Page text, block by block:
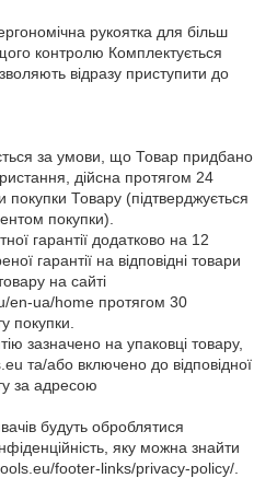
рукоятка для більш
контролю Комплектується
відразу приступити до
за умови, що Товар придбано
дійсна протягом 24
покупки Товару (підтверджується
покупки).
гарантії додатково на 12
гарантії на відповідні товари
на сайті
en-ua/home протягом 30
покупки.
зазначено на упаковці товару,
та/або включено до відповідної
за адресою
будуть оброблятися
яку можна знайти
footer-links/privacy-policy/.